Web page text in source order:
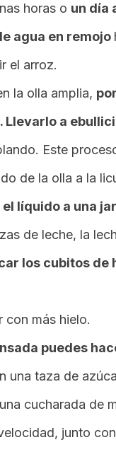
horas o un día
agua en remojo
el arroz.
la olla amplia,
Llevarlo a
Este
de la olla a la
el líquido a una
de leche, la
los cubitos de
con más hielo.
puedes
una taza de
cucharada de
junto